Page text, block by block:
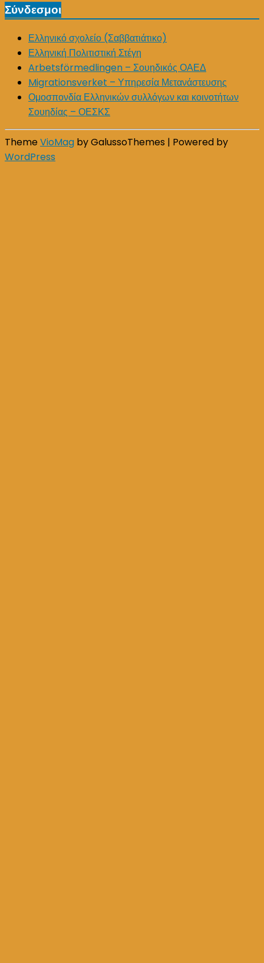
Σύνδεσμοι
Ελληνικό σχολείο (Σαββατιάτικο)
Ελληνική Πολιτιστική Στέγη
Arbetsförmedlingen – Σουηδικός ΟΑΕΔ
Migrationsverket – Υπηρεσία Μετανάστευσης
Ομοσπονδία Ελληνικών συλλόγων και κοινοτήτων
Σουηδίας – ΟΕΣΚΣ
ThemeVioMag by GalussoThemes | Powered by
WordPress